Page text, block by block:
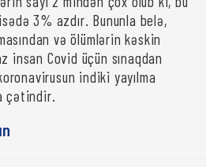
3% azdır. Bununla belə,
və ölümlərin kəskin
insan Covid üçün sınaqdan
indiki yayılma
çətindir.